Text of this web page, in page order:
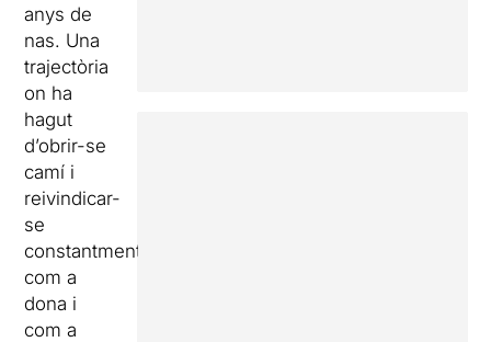
anys de
nas. Una
trajectòria
on ha
hagut
d’obrir-se
camí i
reivindicar-
se
constantment
com a
dona i
com a